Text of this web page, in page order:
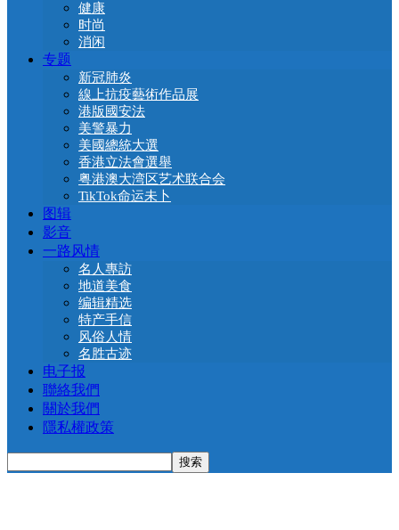
健康
时尚
消闲
专题
新冠肺炎
線上抗疫藝術作品展
港版國安法
美警暴力
美國總統大選
香港立法會選舉
粤港澳大湾区艺术联合会
TikTok命运未卜
图辑
影音
一路风情
名人專訪
地道美食
编辑精选
特产手信
风俗人情
名胜古迹
电子报
聯絡我們
關於我們
隱私權政策